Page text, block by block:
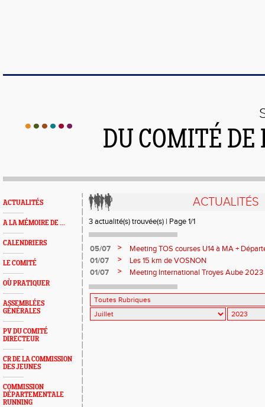
DU COMITÉ
ACTUALITÉS
A LA MÉMOIRE DE ...
CALENDRIERS
LE COMITÉ
OÙ PRATIQUER
ASSEMBLÉES
GÉNÉRALES
PV DU COMITÉ
DIRECTEUR
CR DE LA COMMISSION
DES JEUNES
COMMISSION
DÉPARTEMENTALE
RUNNING
ACTUALITÉS
3 actualité(s) trouvée(s) | Page 1/1
05/07 >
Meeting TOS courses U14 à MA +
01/07
>
Les 15 km de VOSNON
01/07
> Meeting International Troyes Aube 2023